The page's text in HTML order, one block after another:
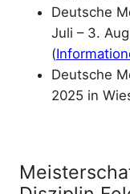
Deutsche
Juli – 3.
(
Deutsche
2025 in